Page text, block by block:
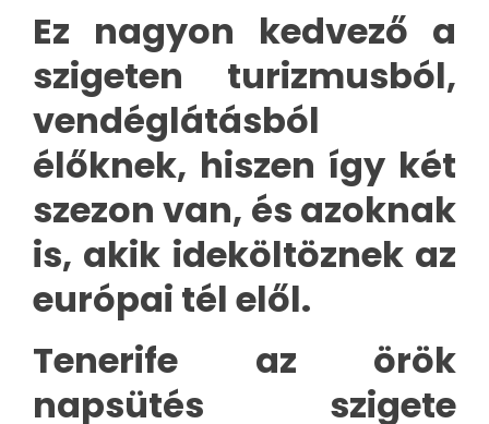
Ez nagyon kedvező a
szigeten turizmusból,
vendéglátásból
élőknek, hiszen így két
szezon van, és azoknak
is, akik ideköltöznek az
európai tél elől.
Tenerife az örök
napsütés szigete